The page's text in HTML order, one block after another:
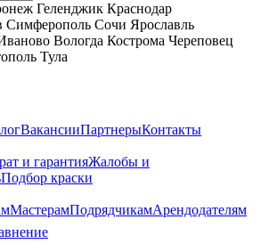
Геленджик Краснодар
Симферополь Сочи Ярославль
Вологда Кострома Череповец
Тула
ВакансииПартнерыКонтакты
и гарантияЖалобы и
Подбор краски
МастерамПодрядчикамАрендодателям